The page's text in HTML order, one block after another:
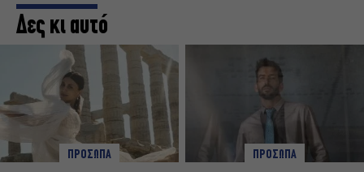
Δες κι αυτό
ΠΡΟΣΩΠΑ ΠΡΟΣΩΠΑ